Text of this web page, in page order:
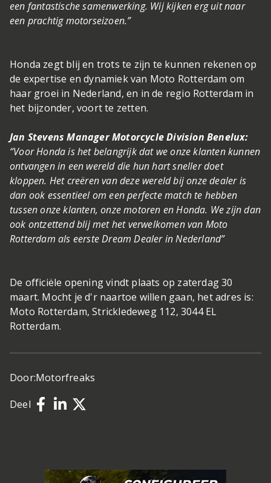
een fantastische samenwerking. Wij kijken erg uit naar
een prachtig motorseizoen.”
Honda zegt blij en trots te zijn te kunnen rekenen op
de expertise en dynamiek van Moto Rotterdam om
haar groei in Nederland, en in de regio Rotterdam in
het bijzonder, voort te zetten.
Jan Stevens Manager Motorcycle Division Benelux:
“Voor Honda is het belangrijk dat we onze klanten kunnen
ontvangen in een wereld die hun hart sneller doet
kloppen. Het creëren van deze wereld bij onze dealer is
dan ook essentieel om een perfecte match te hebben
tussen onze klanten, onze motoren en Honda. We zijn dan
ook ontzettend blij met het verwelkomen van Moto
Rotterdam als eerste Dream Dealer in Nederland”
De officiële opening vindt plaats op zaterdag 30
maart. Mocht je d'r naartoe willen gaan, het adres is:
Moto Rotterdam, Strickledeweg 112, 3044 EL
Rotterdam.
Door:Motorfreaks
Deel